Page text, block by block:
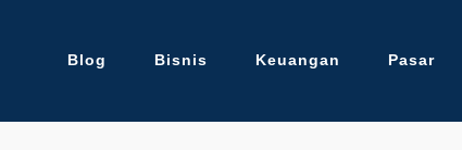
Blog Bisnis Keuangan Pasar